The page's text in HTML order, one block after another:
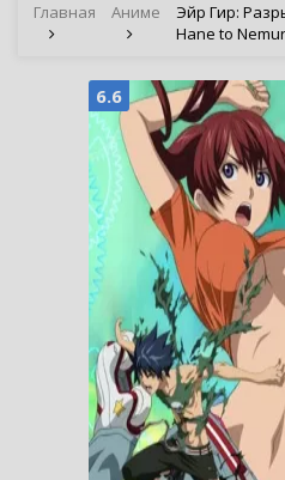
Главная Аниме
Эйр Гир:
Hane to
6.6